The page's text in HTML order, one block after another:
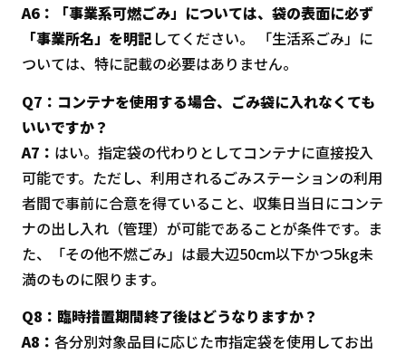
A6：「事業系可燃ごみ」については、袋の表面に必ず
「事業所名」を明記 してください。 「生活系ごみ」に
ついては、特に記載の必要はありません。
Q7：コンテナを使用する場合、ごみ袋に入れなくても
いいですか？
A7： はい。指定袋の代わりとしてコンテナに直接投入
可能です。ただし、利用されるごみステーションの利用
者間で事前に合意を得ていること、収集日当日にコンテ
ナの出し入れ（管理）が可能であることが条件です。ま
た、「その他不燃ごみ」は最大辺50cm以下かつ5kg未
満のものに限ります。
Q8：臨時措置期間終了後はどうなりますか？
A8： 各分別対象品目に応じた市指定袋を使用してお出